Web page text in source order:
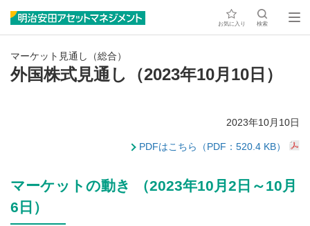
お気に入り 検索
マーケット見通し（総合）
外国株式見通し（2023年10月10日）
2023年10月10日
PDFはこちら（PDF：520.4 KB）
マーケットの動き （2023年10月2日～10月
6日）